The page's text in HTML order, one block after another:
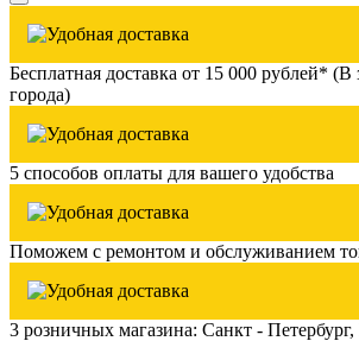
Бесплатная доставка от 15 000 рублей* (В
города)
5 способов оплаты для вашего удобства
Поможем с ремонтом и обслуживанием
3 розничных магазина: Санкт -